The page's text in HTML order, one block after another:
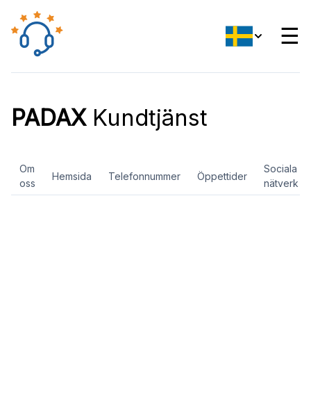
☰
PADAXKundtjänst
Om
oss
Hemsida Telefonnummer Öppettider
Sociala
nätverk